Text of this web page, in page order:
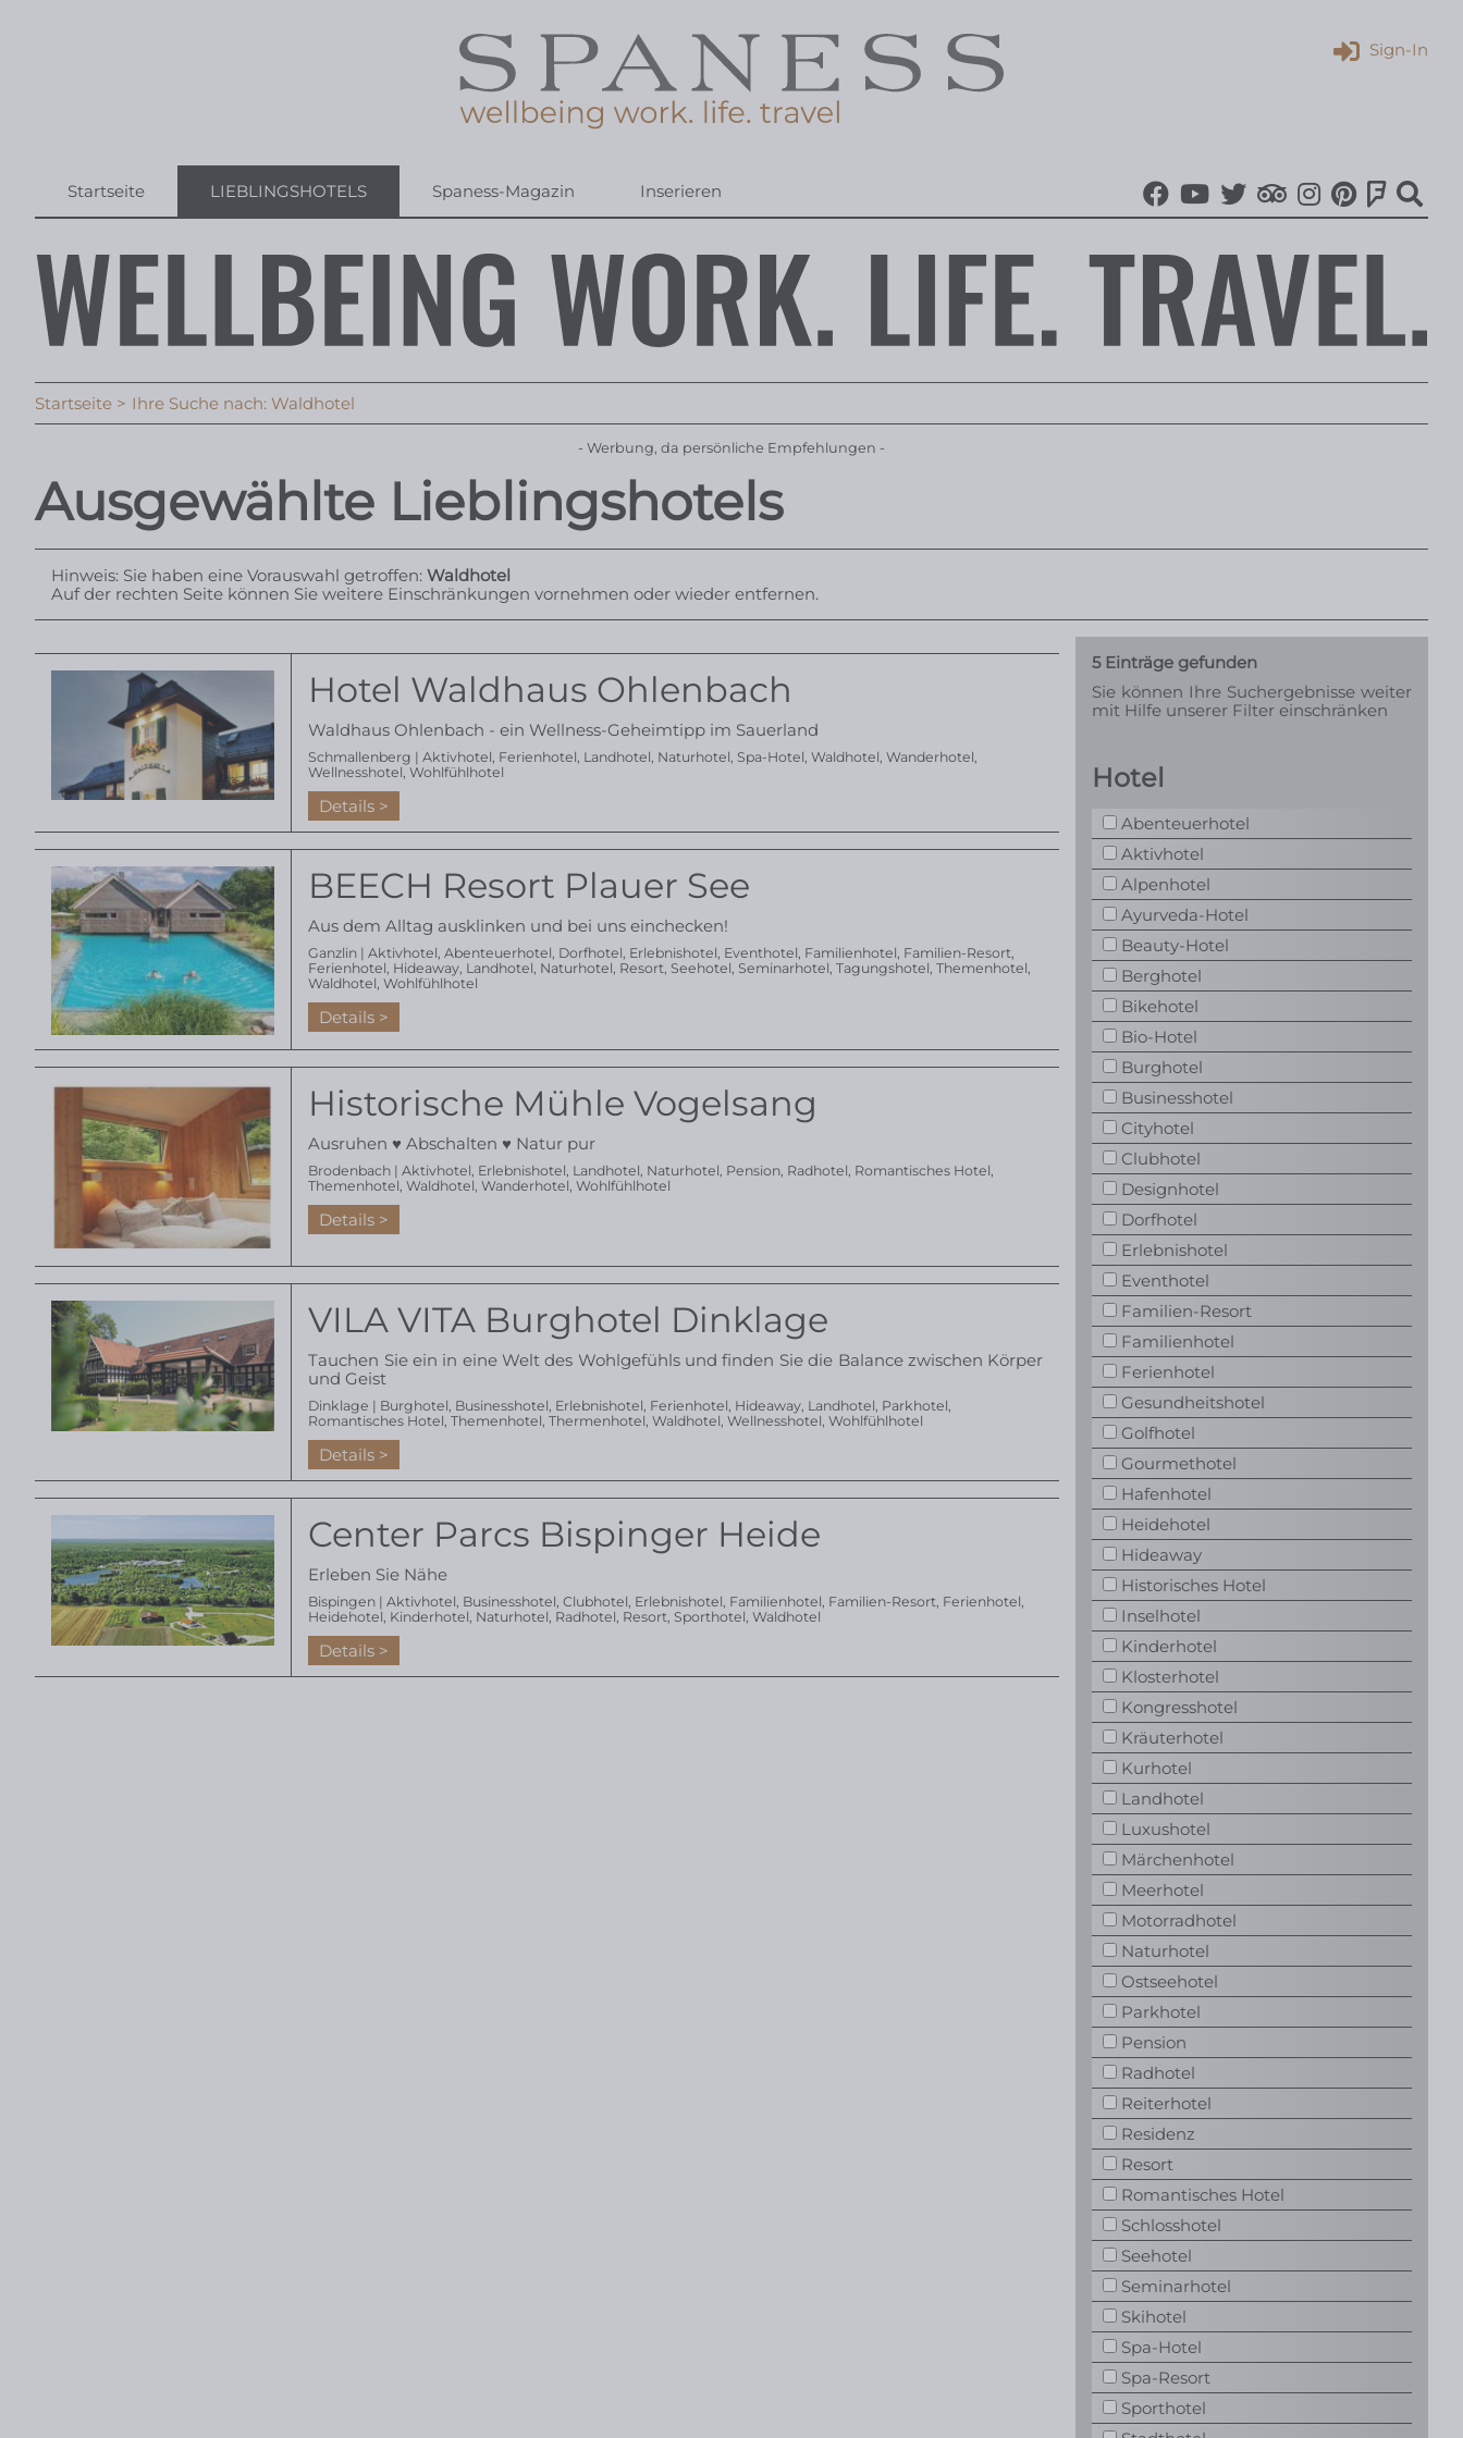
Startseite LIEBLINGSHOTELS Spaness-Magazin Inserieren
Sign-In
Startseite Ihre Suche nach: Waldhotel
- Werbung, da persönliche Empfehlungen -
Ausgewählte Lieblingshotels
Hinweis: Sie haben eine Vorauswahl getroffen: Waldhotel
Auf der rechten Seite können Sie weitere Einschränkungen vornehmen oder wieder entfernen.
Hotel Waldhaus Ohlenbach
Waldhaus Ohlenbach - ein Wellness-Geheimtipp im Sauerland
Schmallenberg |Aktivhotel Ferienhotel Landhotel Naturhotel Spa-Hotel ,Waldhotel ,Wanderhotel
Wellnesshotel ,Wohlfühlhotel
Details
BEECH Resort Plauer See
Aus dem Alltag ausklinken und bei uns einchecken!
Ganzlin |Aktivhotel ,Abenteuerhotel Dorfhotel Erlebnishotel Eventhotel Familienhotel Familien-Resort
Ferienhotel Hideaway Landhotel Naturhotel Resort Seehotel Seminarhotel ,Tagungshotel ,Themenhotel
Waldhotel ,Wohlfühlhotel
Details
Historische Mühle Vogelsang
Ausruhen ♥ Abschalten ♥ Natur pur
Brodenbach |Aktivhotel Erlebnishotel Landhotel Naturhotel Pension Radhotel Romantisches Hotel
Themenhotel ,Waldhotel ,Wanderhotel ,Wohlfühlhotel
Details
VILA VITA Burghotel Dinklage
Tauchen Sie ein in eine Welt des Wohlgefühls und finden Sie die Balance zwischen Körper
und Geist
Dinklage | Burghotel, Businesshotel, Erlebnishotel, Ferienhotel, Hideaway, Landhotel, Parkhotel,
Romantisches Hotel,Themenhotel,Thermenhotel,Waldhotel,Wellnesshotel,Wohlfühlhotel
Details
Center Parcs Bispinger Heide
Erleben Sie Nähe
Bispingen |Aktivhotel, Businesshotel,Clubhotel, Erlebnishotel, Familienhotel, Familien-Resort, Ferienhotel,
Heidehotel, Kinderhotel, Naturhotel, Radhotel, Resort, Sporthotel,Waldhotel
Details
5Einträge gefunden
Sie können Ihre Suchergebnisse weiter
mit Hilfe unserer Filter einschränken
Hotel
Abenteuerhotel
Aktivhotel
Alpenhotel
Ayurveda-Hotel
Beauty-Hotel
Berghotel
Bikehotel
Bio-Hotel
Burghotel
Businesshotel
Cityhotel
Clubhotel
Designhotel
Dorfhotel
Erlebnishotel
Eventhotel
Familien-Resort
Familienhotel
Ferienhotel
Gesundheitshotel
Golfhotel
Gourmethotel
Hafenhotel
Heidehotel
Hideaway
Historisches Hotel
Inselhotel
Kinderhotel
Klosterhotel
Kongresshotel
Kräuterhotel
Kurhotel
Landhotel
Luxushotel
Märchenhotel
Meerhotel
Motorradhotel
Naturhotel
Ostseehotel
Parkhotel
Pension
Radhotel
Reiterhotel
Residenz
Resort
Romantisches Hotel
Schlosshotel
Seehotel
Seminarhotel
Skihotel
Spa-Hotel
Spa-Resort
Sporthotel